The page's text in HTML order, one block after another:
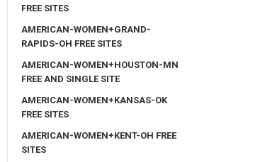
FREE SITES
AMERICAN-WOMEN+GRAND-
RAPIDS-OH FREE SITES
AMERICAN-WOMEN+HOUSTON-MN
FREE AND SINGLE SITE
AMERICAN-WOMEN+KANSAS-OK
FREE SITES
AMERICAN-WOMEN+KENT-OH FREE
SITES